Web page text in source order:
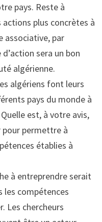
pays. Reste à
plus concrètes à
associative, par
sera un bon
algérienne.
algériens font leurs
pays du monde à
est, à votre avis,
permettre à
établies à
à entreprendre serait
les compétences
Les chercheurs